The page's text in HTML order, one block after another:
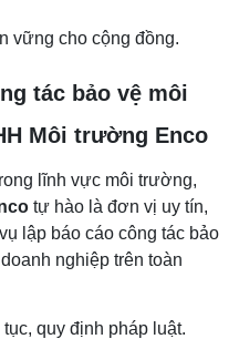
vững cho cộng đồng.
tác bảo vệ môi
Môi trường Enco
lĩnh vực môi trường,
tự hào là đơn vị uy tín,
lập báo cáo công tác bảo
nghiệp trên toàn
quy định pháp luật.